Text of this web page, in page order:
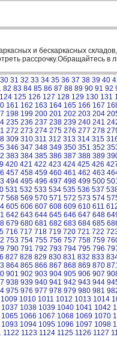
и бескаркасных
рассрочку.Обращайтесь в
30 31 32 33 34 35 36 37 38 39 40
82 83 84 85 86 87 88 89 90 91 92
124 125 126 127 128 129 130 131
161 162 163 164 165 166 167
198 199 200 201 202 203 204
235 236 237 238 239 240 241
272 273 274 275 276 277 278
309 310 311 312 313 314 315
346 347 348 349 350 351 352
383 384 385 386 387 388 389
420 421 422 423 424 425 426
457 458 459 460 461 462 463
494 495 496 497 498 499 500
531 532 533 534 535 536 537
568 569 570 571 572 573 574
605 606 607 608 609 610 611
642 643 644 645 646 647 648
679 680 681 682 683 684 685
716 717 718 719 720 721 722
753 754 755 756 757 758 759
790 791 792 793 794 795 796
827 828 829 830 831 832 833
864 865 866 867 868 869 870
901 902 903 904 905 906 907
938 939 940 941 942 943 944
975 976 977 978 979 980 981
1009 1010 1011 1012 1013 1014
1037 1038 1039 1040 1041 1042
1065 1066 1067 1068 1069 1070
1093 1094 1095 1096 1097 1098
1122 1123 1124 1125 1126 1127